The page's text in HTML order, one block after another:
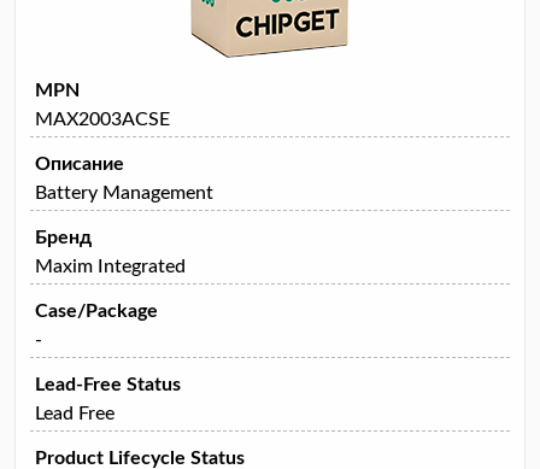
MPN
MAX2003ACSE
Описание
Battery Management
Бренд
Maxim Integrated
Case/Package
-
Lead-Free Status
Lead Free
Product Lifecycle Status